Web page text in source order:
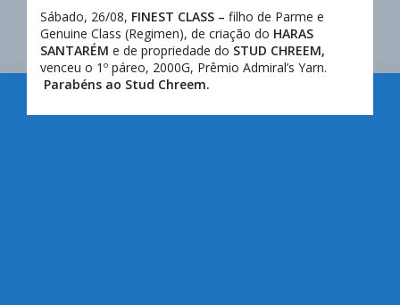
Sábado, 26/08, FINEST CLASS – filho de Parme e
Genuine Class (Regimen), de criação do HARAS
SANTARÉM e de propriedade do STUD CHREEM,
venceu o 1º páreo, 2000G, Prêmio Admiral’s Yarn.
Parabéns ao Stud Chreem.